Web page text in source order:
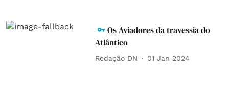
Os Aviadores da travessia do
Atlântico
Redação DN 01 Jan 2024